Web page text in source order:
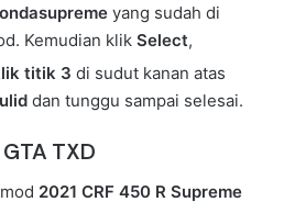
yang sudah di
Kemudian klik Select,
titik 3 di sudut kanan atas
dan tunggu sampai selesai.
TXD
2021 CRF 450 R Supreme